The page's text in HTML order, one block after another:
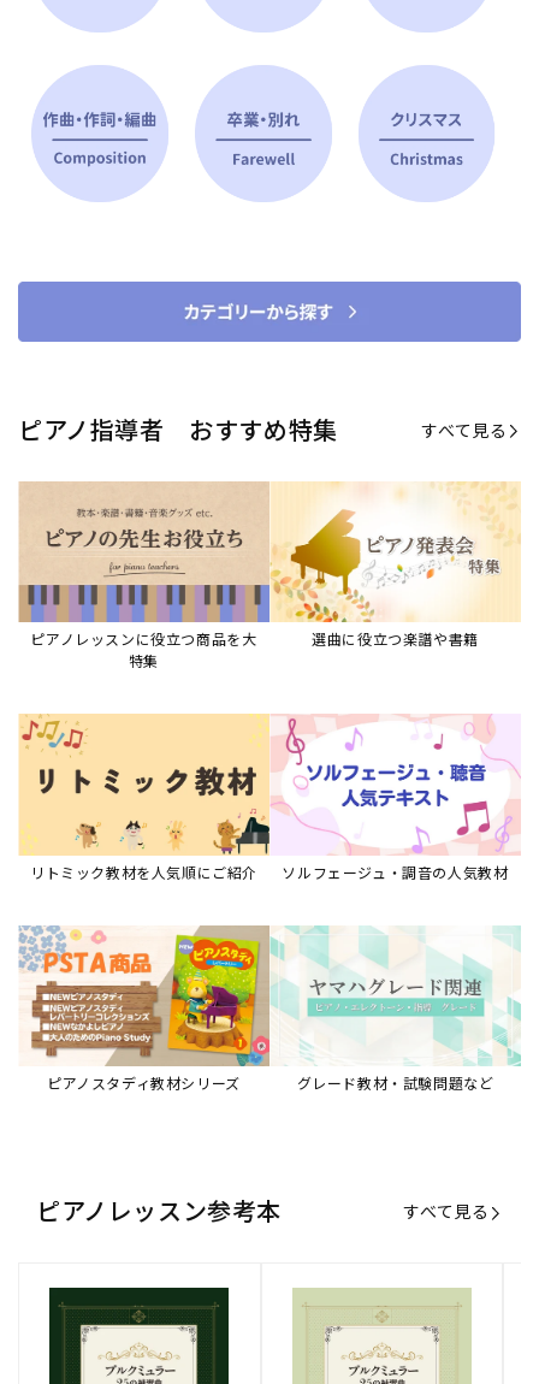
ピアノ指導者 おすすめ特集 すべて見る
ピアノレッスンに役立つ商品を大
特集
選曲に役立つ楽譜や書籍
リトミック教材を人気順にご紹介 ソルフェージュ・調音の人気教材
ピアノスタディ教材シリーズ グレード教材・試験問題など
ピアノレッスン参考本 すべて見る